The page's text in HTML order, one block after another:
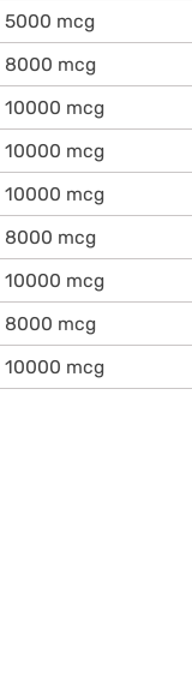
5000 mcg
8000 mcg
10000 mcg
10000 mcg
10000 mcg
8000 mcg
10000 mcg
8000 mcg
10000 mcg